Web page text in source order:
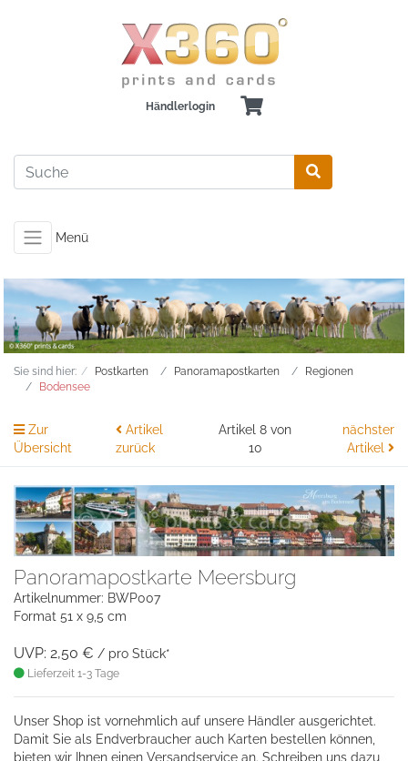
Händlerlogin
Menü
Sie sind hier: Postkarten Panoramapostkarten
Regionen
Bodensee
Zur
Übersicht
Artikel
zurück
Artikel 8 von
10
nächster
Artikel
Panoramapostkarte Meersburg
Artikelnummer: BWP007
Format 51 x 9,5 cm
UVP: 2,50 € / pro Stück*
Lieferzeit 1-3 Tage
Unser Shop ist vornehmlich auf unsere Händler ausgerichtet.
Damit Sie als Endverbraucher auch Karten bestellen können,
bieten wir Ihnen einen Versandservice an. Schreiben uns dazu